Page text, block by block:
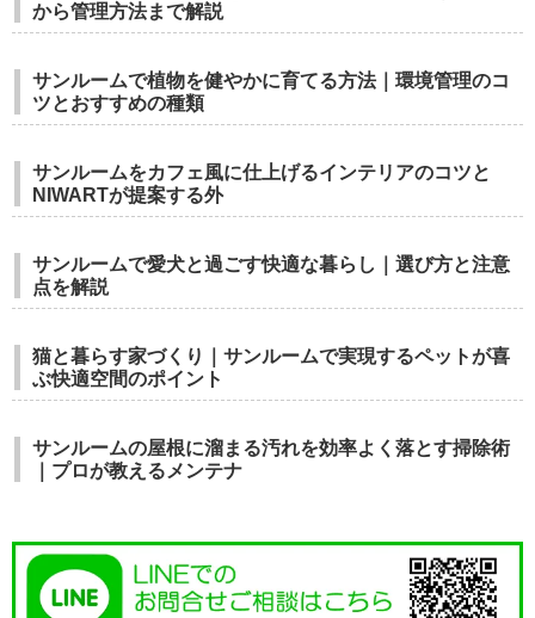
から管理方法まで解説
サンルームで植物を健やかに育てる方法｜環境管理のコ
ツとおすすめの種類
サンルームをカフェ風に仕上げるインテリアのコツと
NIWARTが提案する外
サンルームで愛犬と過ごす快適な暮らし｜選び方と注意
点を解説
猫と暮らす家づくり｜サンルームで実現するペットが喜
ぶ快適空間のポイント
サンルームの屋根に溜まる汚れを効率よく落とす掃除術
｜プロが教えるメンテナ